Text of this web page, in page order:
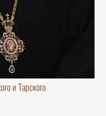
и Тарского